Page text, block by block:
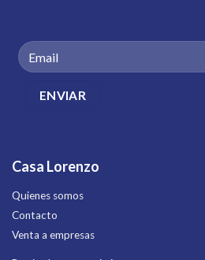
Casa Lorenzo
Quienes somos
Contacto
Venta a empresas